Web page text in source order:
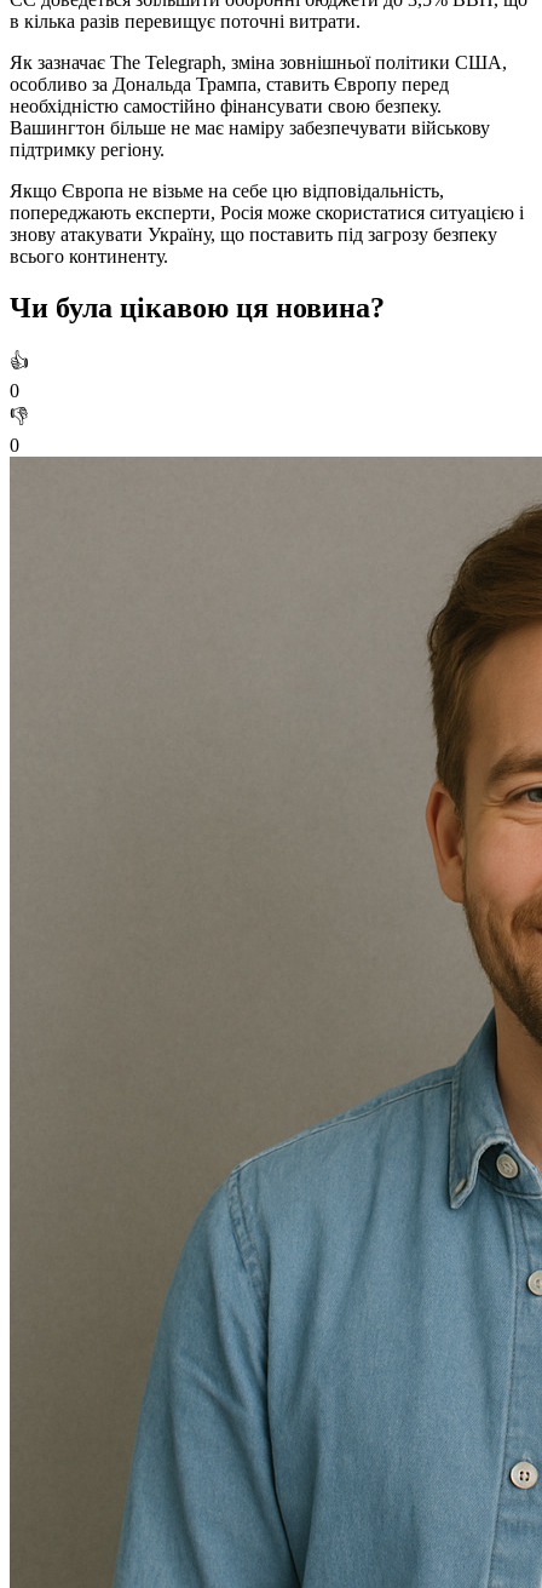
в кілька разів перевищує поточні витрати.
Як зазначає The Telegraph, зміна зовнішньої політики США,
особливо за Дональда Трампа, ставить Європу перед
необхідністю самостійно фінансувати свою безпеку.
Вашингтон більше не має наміру забезпечувати військову
підтримку регіону.
Якщо Європа не візьме на себе цю відповідальність,
попереджають експерти, Росія може скористатися ситуацією і
знову атакувати Україну, що поставить під загрозу безпеку
всього континенту.
Чи була цікавою ця новина?
👍
0
👎
0